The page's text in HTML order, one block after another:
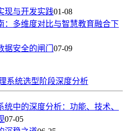
现与开发实践01-08
：多维度对比与智慧教育融合下
安全的闸门 07-09
系统选型阶段深度分析
中的深度分析：功能、技术、
07-05